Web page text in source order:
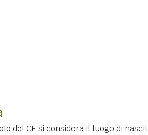
del CF si considera il luogo di